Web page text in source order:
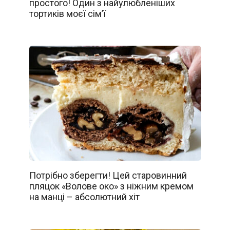
простого! Один з найулюбленіших
тортиків моєї сім’ї
Потрібно зберегти! Цей старовинний
пляцок «Волове око» з ніжним кремом
на манці – абсолютний хіт